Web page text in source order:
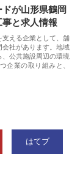
が山形県鶴岡
と求人情報
支える企業として、舗
社があります。地域
公共施設周辺の環境
企業の取り組みと、
はてブ